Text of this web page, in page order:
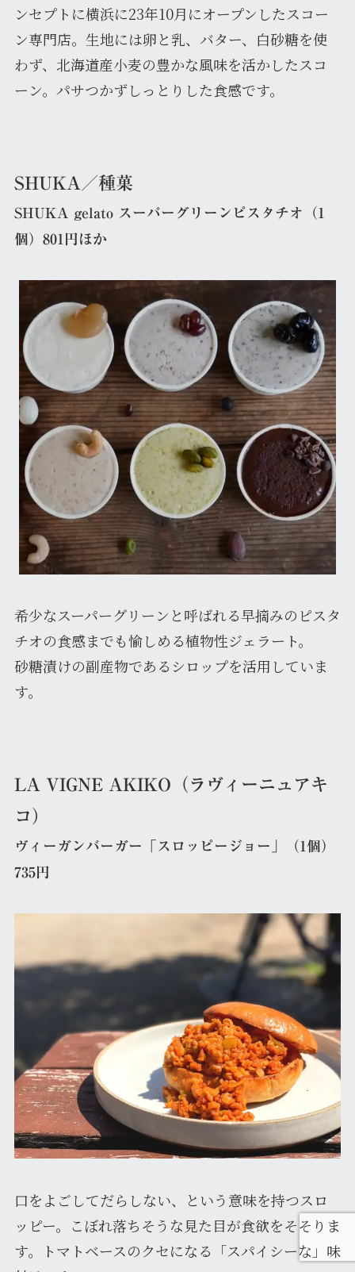
ンセプトに横浜に23年10月にオープンしたスコー
ン専門店。生地には卵と乳、バター、白砂糖を使
わず、北海道産小麦の豊かな風味を活かしたスコ
ーン。パサつかずしっとりした食感です。
SHUKA／種菓
SHUKA gelato スーパーグリーンピスタチオ（1
個）801円ほか
希少なスーパーグリーンと呼ばれる早摘みのピスタ
チオの食感までも愉しめる植物性ジェラート。
砂糖漬けの副産物であるシロップを活用していま
す。
LA VIGNE AKIKO（ラヴィーニュアキ
コ）
ヴィーガンバーガー「スロッピージョー」（1個）
735円
口をよごしてだらしない、という意味を持つスロ
ッピー。こぼれ落ちそうな見た目が食欲をそそりま
す。トマトベースのクセになる「スパイシーな」味